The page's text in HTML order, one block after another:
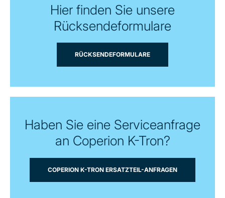
Hier finden Sie unsere
Rücksendeformulare
RÜCKSENDEFORMULARE
Haben Sie eine Serviceanfrage
an Coperion K-Tron?
COPERION K-TRON ERSATZTEIL-ANFRAGEN